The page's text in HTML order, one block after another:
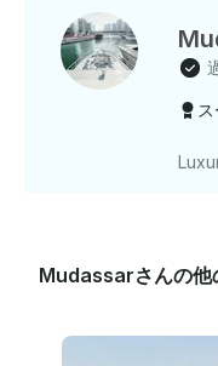
Mudassarさんの他